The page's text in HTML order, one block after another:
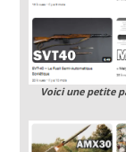
Voici une petite